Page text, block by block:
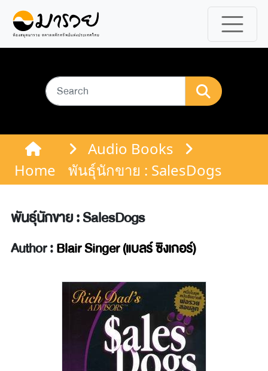
Home
Audio Books
พันธุ์นักขาย : SalesDogs
พันธุ์นักขาย : SalesDogs
Author :Blair Singer (แบลร์ ซิงเกอร์)